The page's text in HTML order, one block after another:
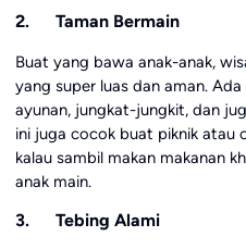
2. Taman Bermain
Buat yang bawa anak-anak,
yang super luas dan aman.
ayunan, jungkat-jungkit, dan
ini juga cocok buat piknik atau
kalau sambil makan makanan
anak main.
3. Tebing Alami